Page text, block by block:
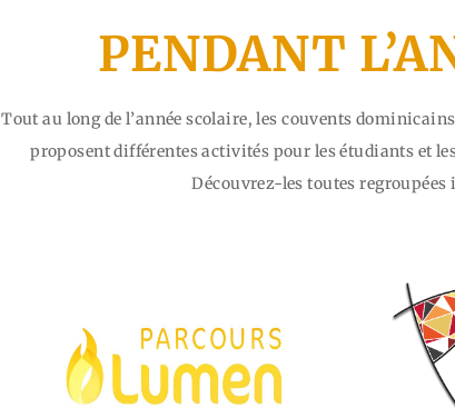
PENDANT
Tout au long de l’année scolaire, les couvents
proposent différentes activités pour les étudiants et
Découvrez-les toutes regroupées